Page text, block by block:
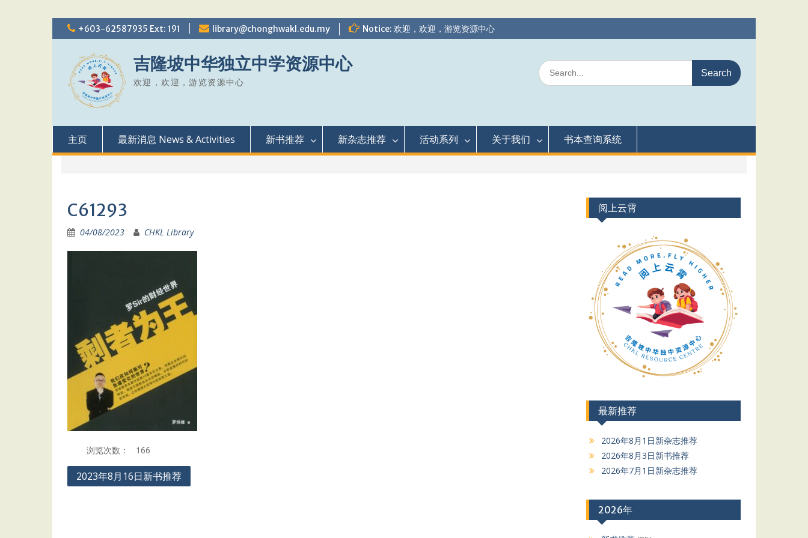
Skip
to
+603-62587935 Ext: 191 library@chonghwakl.edu.my Notice: 欢迎，欢迎，游览资源中心
吉隆坡中华独立中学资源中心
欢迎，欢迎，游览资源中心
Search
for:
主页 最新消息 News & Activities 新书推荐 新杂志推荐 活动系列 关于我们 书本查询系统
C61293
04/08/2023 CHKL Library
浏览次数： 166
Post
2023年8月16日新书推荐
阅上云霄
最新推荐
2026年8月1日新杂志推荐
2026年8月3日新书推荐
2026年7月1日新杂志推荐
2026年